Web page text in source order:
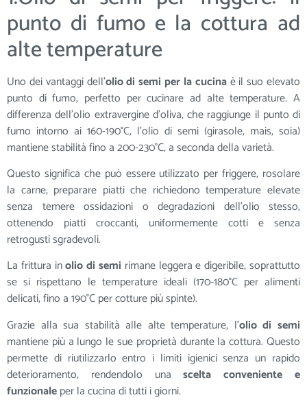
punto di fumo e la cottura ad
alte temperature
Uno dei vantaggi dell’olio di semi per la cucinaè il suo elevato
punto di fumo, perfetto per cucinare ad alte temperature. A
differenza dell’olio extravergine d’oliva, che raggiunge il punto di
fumo intorno ai 160-190°C, l’olio di semi (girasole, mais, soia)
mantiene stabilità fino a 200-230°C, a seconda della varietà.
Questo significa che può essere utilizzato per friggere, rosolare
la carne, preparare piatti che richiedono temperature elevate
senza temere ossidazioni o degradazioni dell’olio stesso,
ottenendo piatti croccanti, uniformemente cotti e senza
retrogusti sgradevoli.
La frittura inolio di semi rimane leggera e digeribile, soprattutto
se si rispettano le temperature ideali (170-180°C per alimenti
delicati, fino a 190°C per cotture più spinte).
Grazie alla sua stabilità alle alte temperature, l’olio di semi
mantiene più a lungo le sue proprietà durante la cottura. Questo
permette di riutilizzarlo entro i limiti igienici senza un rapido
deterioramento, rendendolo unascelta conveniente e
funzionaleper la cucina di tutti i giorni.